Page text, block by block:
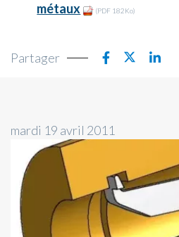
métaux
(PDF 182Ko)
Partager
mardi 19 avril 2011